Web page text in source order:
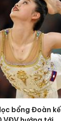
bổng Đoàn